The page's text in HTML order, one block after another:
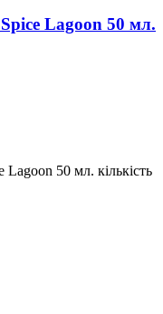
Lagoon 50 мл.
50 мл. кількість